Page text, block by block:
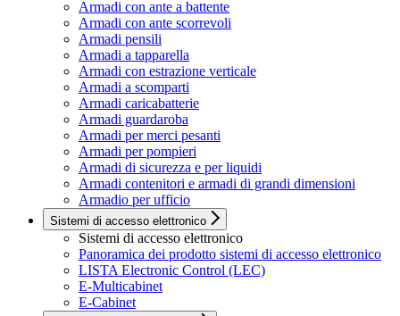
Armadi con ante a battente
Armadi con ante scorrevoli
Armadi pensili
Armadi a tapparella
Armadi con estrazione verticale
Armadi a scomparti
Armadi caricabatterie
Armadi guardaroba
Armadi per merci pesanti
Armadi per pompieri
Armadi di sicurezza e per liquidi
Armadi contenitori e armadi di grandi dimensioni
Armadio per ufficio
Sistemi di accesso elettronico
Sistemi di accesso elettronico
Panoramica dei prodotto sistemi di accesso elettronico
LISTA Electronic Control (LEC)
E-Multicabinet
E-Cabinet